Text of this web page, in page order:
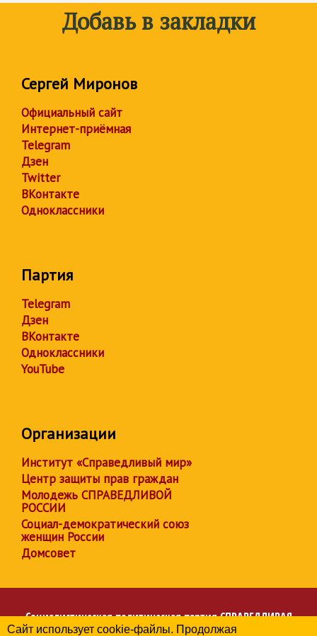
Добавь в закладки
Сергей Миронов
Официальный сайт
Интернет-приёмная
Telegram
Дзен
Twitter
ВКонтакте
Одноклассники
Партия
Telegram
Дзен
ВКонтакте
Одноклассники
YouTube
Организации
Институт «Справедливый мир»
Центр защиты прав граждан
Молодежь СПРАВЕДЛИВОЙ
РОССИИ
Социал-демократический союз
женщин России
Домсовет
Социалистическая политическая партияСПРАВЕДЛИВАЯ
РОССИЯ
Сайт использует cookie-файлы. Продолжая